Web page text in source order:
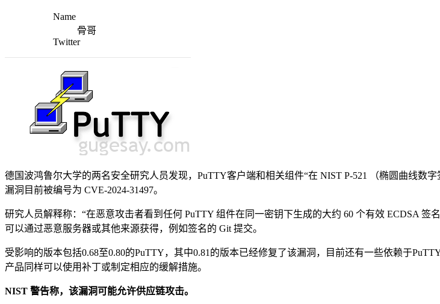
Name
骨哥
Twitter
德国波鸿鲁尔大学的两名安全研究人员发现，PuTTY客户端和相关组件“在 NIST P-521 （椭圆曲线数
漏洞目前被编号为 CVE-2024-31497。
研究人员解释称：“在恶意攻击者看到任何 PuTTY 组件在同一密钥下生成的大约 60 个有效 ECDSA
可以通过恶意服务器或其他来源获得，例如签名的 Git 提交。
受影响的版本包括0.68至0.80的PuTTY，其中0.81的版本已经修复了该漏洞，目前还有一些依赖于
产品同样可以使用补丁或制定相应的缓解措施。
NIST 警告称，该漏洞可能允许供应链攻击。